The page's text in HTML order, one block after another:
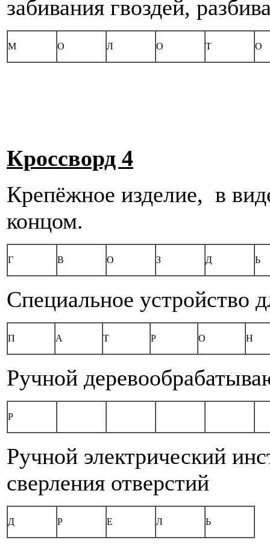
забивания гвоздей,
М О Л О Т О
Кроссворд 4
Крепёжное изделие, в
концом.
Г В О З Д Ь
Специальное устройство
П А Т Р О Н
Ручной
Р
Ручной электрический
сверления отверстий
Д Р Е Л Ь